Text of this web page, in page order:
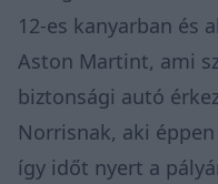
12-es kanyarban és
Aston Martint, ami
biztonsági autó
Norrisnak, aki
így időt nyert a